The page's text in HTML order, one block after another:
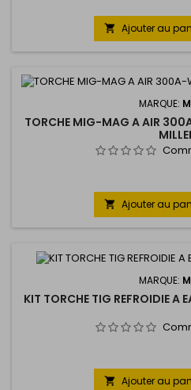
 Ajouter au
MARQUE:
TORCHE MIG-MAG A AIR
 Ajouter au
MARQUE:
KIT TORCHE TIG REFROIDIE A
 Ajouter au